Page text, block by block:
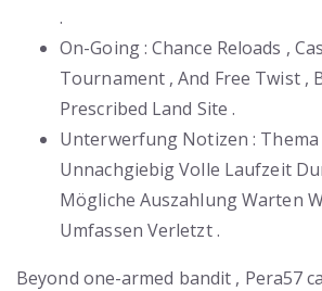
.
On-Going : Chance Reloads ,
Tournament , And Free Twist ,
Prescribed Land Site .
Unterwerfung Notizen :
Unnachgiebig Volle Laufzeit
Mögliche Auszahlung Warten
Umfassen Verletzt .
Beyond one-armed bandit , Pera57